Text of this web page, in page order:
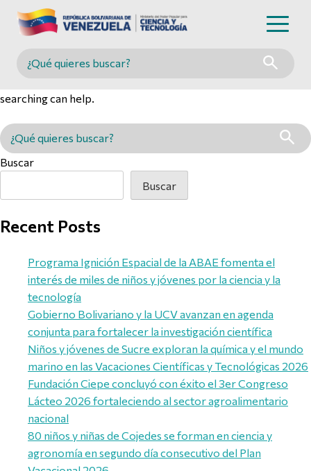
Buscar en MINCYT
searching can help.
Buscar en MINCYT
Buscar
Buscar
Recent Posts
Programa Ignición Espacial de la ABAE fomenta el
interés de miles de niños y jóvenes por la ciencia y la
tecnología
Gobierno Bolivariano y la UCV avanzan en agenda
conjunta para fortalecer la investigación científica
Niños y jóvenes de Sucre exploran la química y el mundo
marino en las Vacaciones Científicas y Tecnológicas 2026
Fundación Ciepe concluyó con éxito el 3er Congreso
Lácteo 2026 fortaleciendo al sector agroalimentario
nacional
80 niños y niñas de Cojedes se forman en ciencia y
agronomía en segundo día consecutivo del Plan